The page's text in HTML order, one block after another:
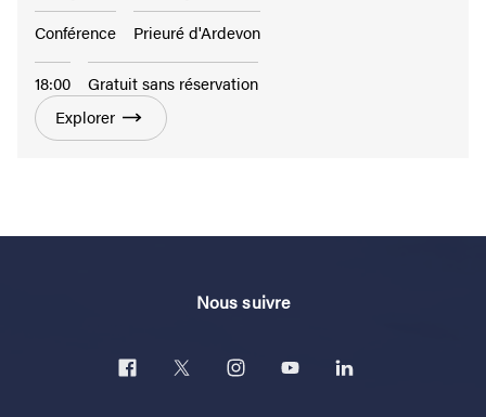
Conférence Prieuré d'Ardevon
18:00
Gratuit sans réservation
Explorer
Nous suivre